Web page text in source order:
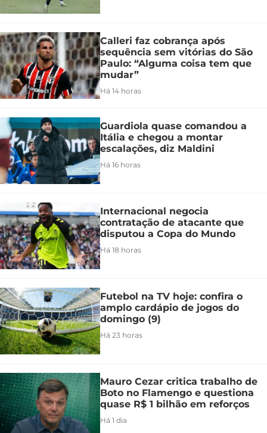
Calleri faz cobrança após
sequência sem vitórias do São
Paulo: “Alguma coisa tem que
mudar”
Há 14 horas
Guardiola quase comandou a
Itália e chegou a montar
escalações, diz Maldini
Há 16 horas
Internacional negocia
contratação de atacante que
disputou a Copa do Mundo
Há 18 horas
Futebol na TV hoje: confira o
amplo cardápio de jogos do
domingo (9)
Há 23 horas
Mauro Cezar critica trabalho de
Boto no Flamengo e questiona
quase R$ 1 bilhão em reforços
Há 1 dia